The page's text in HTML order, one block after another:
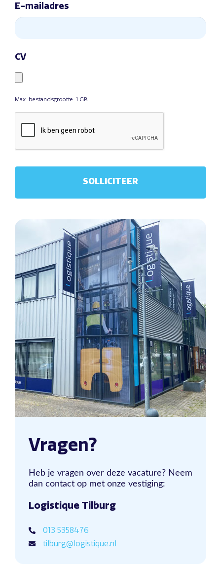
E-mailadres
CV
Max. bestandsgrootte: 1 GB.
Vragen?
Heb je vragen over deze vacature? Neem
dan contact op met onze vestiging:
Logistique Tilburg
013 5358476
tilburg@logistique.nl